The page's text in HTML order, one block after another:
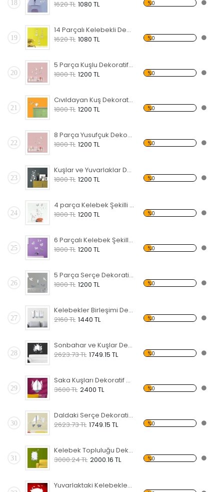
18 1620 TL 1080 TL %0
19
14 Parçalı Kelebekli Dekoratif Kırılmaz Ayna
1620 TL 1080 TL %0
20
5 Parça Kuşlu Dekoratif Kırılmaz Ayna
1800 TL 1200 TL %0
21
Cıvıldayan Kuş Dekoratif Kırılmaz Ayna
1800 TL 1200 TL %0
22
8 Parça Yusufçuk Dekoratif Kırılmaz Ayna
1800 TL 1200 TL %0
23
Kuşlar ve Yuvarlaklar Dekoratif Kırılmaz Ayna
1800 TL 1200 TL %0
24
4 parça Kelebek Şekilli Dekoratif Kırılmaz Ayna
1800 TL 1200 TL %0
25
6 Parçalı Kelebek Şekilli Dekoratif Kırılmaz Ayna
1800 TL 1200 TL %0
26
5 Parça Serçe Dekoratif Kırılmaz Ayna
1800 TL 1200 TL %0
27
Kelebekler Birleşimi Dekoratif Kırılmaz Ayna
2160 TL 1440 TL %0
28
Sonbahar ve Kuşlar Dekoratif Kırılmaz Ayna
2623.73 TL 1749.15 TL %0
29
Saka Kuşları Dekoratif Kırılmaz Ayna
3600 TL 2400 TL %0
30
Daldaki Serçe Dekoratif Kırılmaz Ayna
2623.73 TL 1749.15 TL %0
31
Kelebek Topluluğu Dekoratif Kırılmaz Ayna
3000.24 TL 2000.16 TL %0
Yuvarlaktaki Kelebekler Dekoratif Kırılmaz Ayna